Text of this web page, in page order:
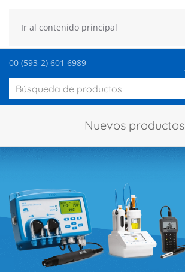
Ir al contenido principal
00 (593-2) 601 6989
Nuevos productos